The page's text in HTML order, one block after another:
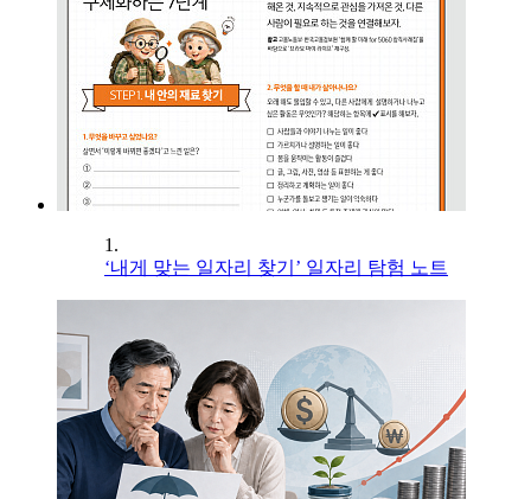
1.
‘내게 맞는 일자리 찾기’ 일자리 탐험 노트